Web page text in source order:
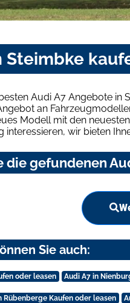
Steimbke
Audi A7 Angebote in
an
Modell mit den
interessieren, wir bieten
die gefundenen
Sie auch:
oder leasen Audi A7 in
Rübenberge Kaufen oder leasen